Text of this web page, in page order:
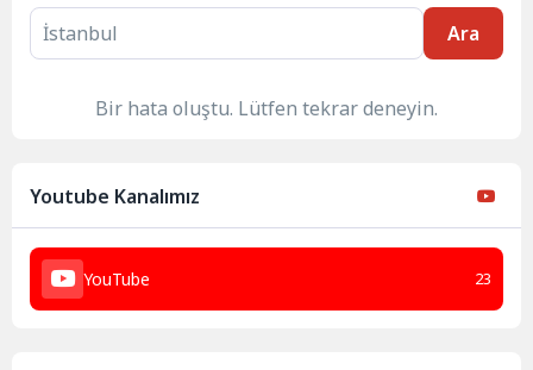
Ara
Bir hata oluştu. Lütfen tekrar deneyin.
Youtube Kanalımız
YouTube 23